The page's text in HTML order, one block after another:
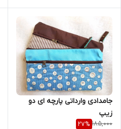
جامدادی وارداتی پارچه ای دو
زیپ
185,000
27%